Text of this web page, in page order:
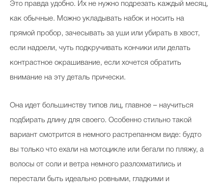
Хит недели от визажиста
Celebrity дня
Интервью со звездой
Beauty- битвы
Тесты
Это правда удобно. Их не нужно подрезать каждый месяц,
как обычные. Можно укладывать набок и носить на
прямой пробор, зачесывать за уши или убирать в хвост,
если надоели, чуть подкручивать кончики или делать
контрастное окрашивание, если хочется обратить
внимание на эту деталь прически.
Она идет большинству типов лиц, главное – научиться
подбирать длину для своего. Особенно стильно такой
вариант смотрится в немного растрепанном виде: будто
вы только что ехали на мотоцикле или бегали по пляжу, а
волосы от соли и ветра немного разлохматились и
перестали быть идеально ровными, гладкими и